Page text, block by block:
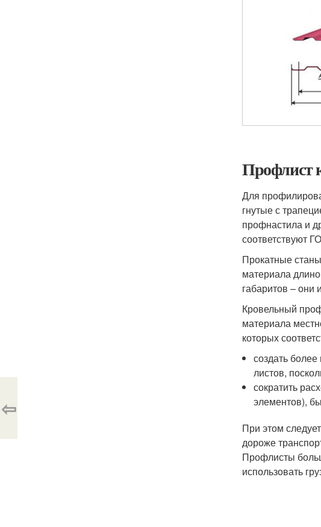
Профлист
Для
гнутые с
профнастила и
соответствуют
Прокатные
материала
габаритов –
Кровельный
материала
которых
создать
листов,
сократить
элементов),
При этом
дороже
Профлисты
использовать
⇦